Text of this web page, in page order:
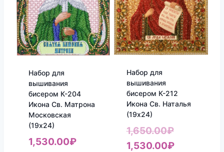
Набор для
вышивания
бисером К-204
Икона Св. Матрона
Московская
(19х24)
1,530.00₽
Набор для
вышивания
бисером К-212
Икона Св. Наталья
(19х24)
1,650.00₽
цена
1,530.00₽Текущая